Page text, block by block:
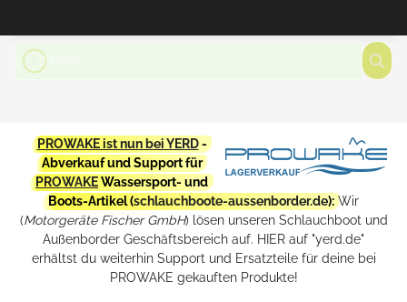
PROWAKE ist nun bei YERD-
Abverkauf und Support für
PROWAKEWassersport- und
Boots-Artikel (schlauchboote-aussenborder.de): Wir
(Motorgeräte Fischer GmbH) lösen unseren Schlauchboot und
Außenborder Geschäftsbereich auf. HIER auf "yerd.de"
erhältst du weiterhin Support und Ersatzteile für deine bei
PROWAKE gekauften Produkte!